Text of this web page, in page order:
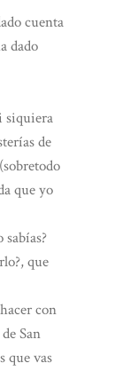
cuenta
dado
siquiera
de
que yo
que
con
San
que vas